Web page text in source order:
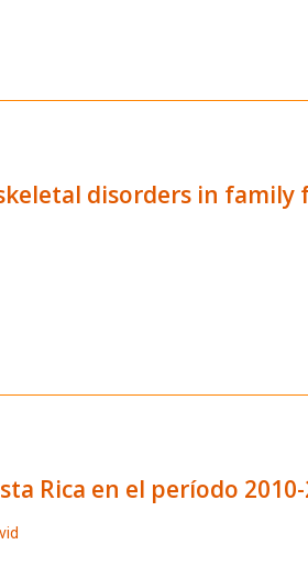
disorders in family
Rica en el período